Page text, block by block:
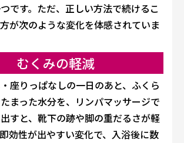
です。ただ、正しい方法で続けるこ
が次のような変化を体感されていま
むくみの軽減
座りっぱなしの一日のあと、ふくら
まった水分を、リンパマッサージで
すと、靴下の跡や脚の重だるさが軽
効性が出やすい変化で、入浴後に数